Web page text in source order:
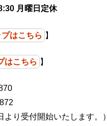
月曜日定休
はこちら 】
はこちら 】
より受付開始いたします。）